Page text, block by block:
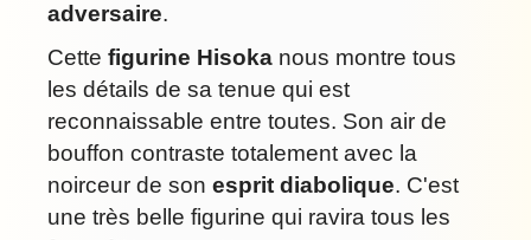
adversaire.
Cette figurine Hisoka nous montre tous
les détails de sa tenue qui est
reconnaissable entre toutes. Son air de
bouffon contraste totalement avec la
noirceur de son esprit diabolique. C'est
une très belle figurine qui ravira tous les